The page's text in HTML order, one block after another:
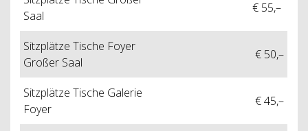
Saal
€ 55,–
Sitzplätze Tische Foyer
Großer Saal
€ 50,–
Sitzplätze Tische Galerie
Foyer
€ 45,–